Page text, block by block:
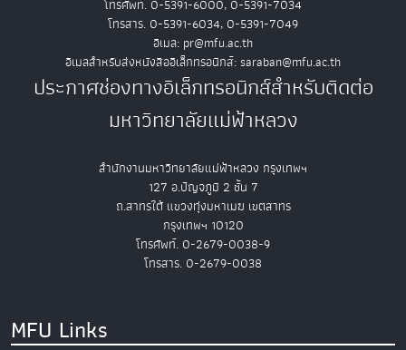
โทรศัพท์. 0-5391-6000, 0-5391-7034
โทรสาร. 0-5391-6034, 0-5391-7049
อีเมล: pr@mfu.ac.th
อีเมลสำหรับส่งหนังสืออิเล็กทรอนิกส์: saraban@mfu.ac.th
ประกาศช่องทางอิเล็กทรอนิกส์สำหรับติดต่อ
มหาวิทยาลัยแม่ฟ้าหลวง
สำนักงานมหาวิทยาลัยแม่ฟ้าหลวง กรุงเทพฯ
127 อ.ปัญจภูมิ 2 ชั้น 7
ถ.สาทรใต้ แขวงทุ่งมหาเมฆ เขตสาทร
กรุงเทพฯ 10120
โทรศัพท์. 0-2679-0038-9
โทรสาร. 0-2679-0038
MFU Links